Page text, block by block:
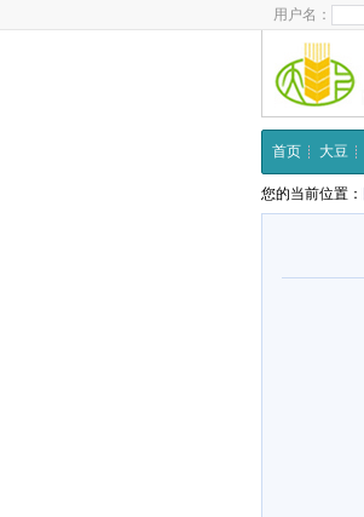
用户名：
首页 大豆
您的当前位置：